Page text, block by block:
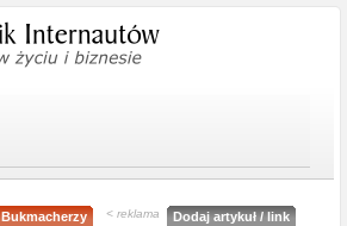
Bukmacherzy < reklama Dodaj artykuł / link